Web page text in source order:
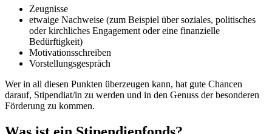
Zeugnisse
etwaige Nachweise (zum Beispiel über soziales, politisches
oder kirchliches Engagement oder eine finanzielle
Bedürftigkeit)
Motivationsschreiben
Vorstellungsgespräch
Wer in all diesen Punkten überzeugen kann, hat gute Chancen
darauf, Stipendiat/in zu werden und in den Genuss der besonderen
Förderung zu kommen.